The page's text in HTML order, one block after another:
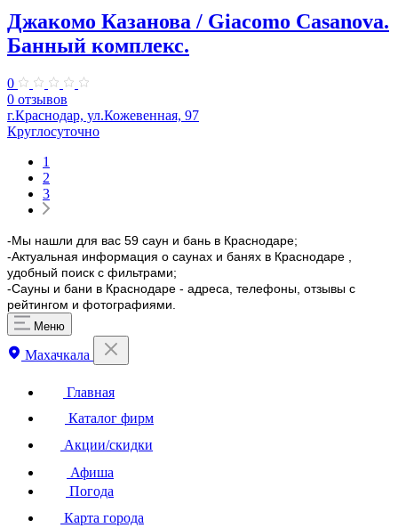
Джакомо Казанова / Giacomo Casanova.
Банный комплекс.
0
0 отзывов
г.Краснодар, ул.Кожевенная, 97
Круглосуточно
1
2
3
-Мы нашли для вас 59 саун и бань в Краснодаре;
-Актуальная информация о саунах и банях в Краснодаре ,
удобный поиск с фильтрами;
-Сауны и бани в Краснодаре - адреса, телефоны, отзывы с
рейтингом и фотографиями.
Меню
Махачкала
Главная
Каталог фирм
Акции/скидки
Афиша
Погода
Карта города